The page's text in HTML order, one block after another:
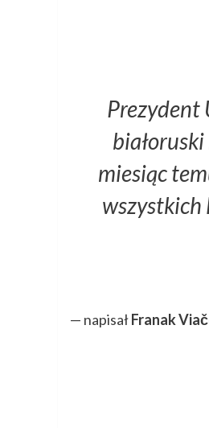
Prezydent
miesiąc
wszystkich
— napisałFranak